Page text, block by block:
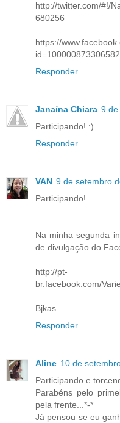
http://twitter.com/#!/
680256
https://
id=100000873306582
Responder
Janaína Chiara 9 de
Participando! :)
Responder
VAN 9 de setembro
Participando!
Na minha segunda
de divulgação do
http://pt-
br.facebook.com/
Bjkas
Responder
Aline 10 de
Participando e
Parabéns pelo
pela frente...*-*
Já pensou se eu